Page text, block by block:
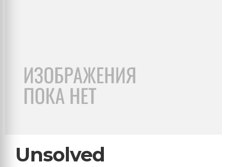
Unsolved